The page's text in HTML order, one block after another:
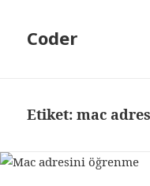
Coder
Etiket:mac